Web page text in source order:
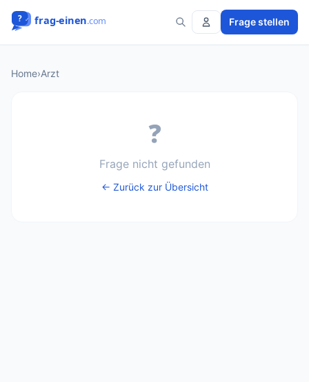
Frage stellen
Home›Arzt
❓
Frage nicht gefunden
← Zurück zur Übersicht